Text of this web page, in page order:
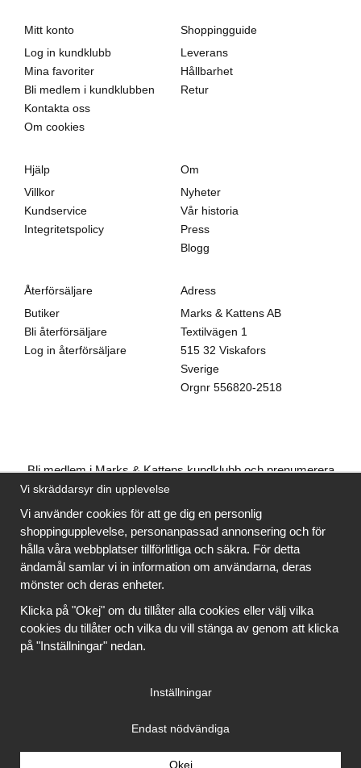
Mitt konto
Log in kundklubb
Mina favoriter
Bli medlem i kundklubben
Kontakta oss
Om cookies
Shoppingguide
Leverans
Hållbarhet
Retur
Hjälp
Villkor
Kundservice
Integritetspolicy
Om
Nyheter
Vår historia
Press
Blogg
Återförsäljare
Butiker
Bli återförsäljare
Log in återförsäljare
Adress
Marks & Kattens AB
Textilvägen 1
515 32 Viskafors
Sverige
Orgnr 556820-2518
Bli medlem i Marks & Kattens kundklubb och prenumerera
på vårt nyhetsbrev så kan du ladda ner många mönster
mönstret. Du ser vilka som ärgratis när du är
Bli medlem
Copyright © 2026, Marks & Kattens AB
Vi skräddarsyr din upplevelse
Vi använder cookies för att ge dig en personlig
shoppingupplevelse, personanpassad annonsering och för
hålla våra webbplatser tillförlitliga och säkra. För detta
ändamål samlar vi in information om användarna, deras
mönster och deras enheter.
Klicka på "Okej" om du tillåter alla cookies eller välj vilka
cookies du tillåter och vilka du vill stänga av genom att klicka
på "Inställningar" nedan.
Inställningar
Endast nödvändiga
Okej